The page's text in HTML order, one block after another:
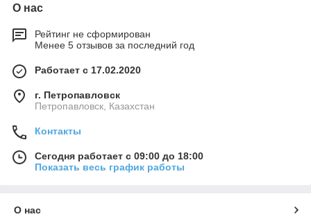
О нас
Рейтинг не сформирован
Менее 5 отзывов за последний год
Работает с 17.02.2020
г. Петропавловск
Петропавловск, Казахстан
Контакты
Сегодня работает с 09:00 до 18:00
Показать весь график работы
О нас